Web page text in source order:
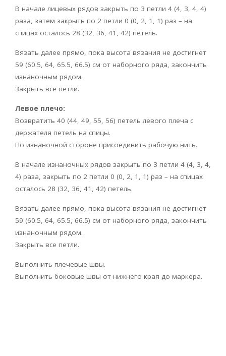
В начале лицевых рядов закрыть по 3 петли 4 (4, 3, 4, 4)
раза, затем закрыть по 2 петли 0 (0, 2, 1, 1) раз – на
спицах осталось 28 (32, 36, 41, 42) петель.
Вязать далее прямо, пока высота вязания не достигнет
59 (60.5, 64, 65.5, 66.5) см от наборного ряда, закончить
изнаночным рядом.
Закрыть все петли.
Левое плечо:
Возвратить 40 (44, 49, 55, 56) петель левого плеча с
держателя петель на спицы.
По изнаночной стороне присоединить рабочую нить.
В начале изнаночных рядов закрыть по 3 петли 4 (4, 3, 4,
4) раза, закрыть по 2 петли 0 (0, 2, 1, 1) раз – на спицах
осталось 28 (32, 36, 41, 42) петель.
Вязать далее прямо, пока высота вязания не достигнет
59 (60.5, 64, 65.5, 66.5) см от наборного ряда, закончить
изнаночным рядом.
Закрыть все петли.
Выполнить плечевые швы.
Выполнить боковые швы от нижнего края до маркера.